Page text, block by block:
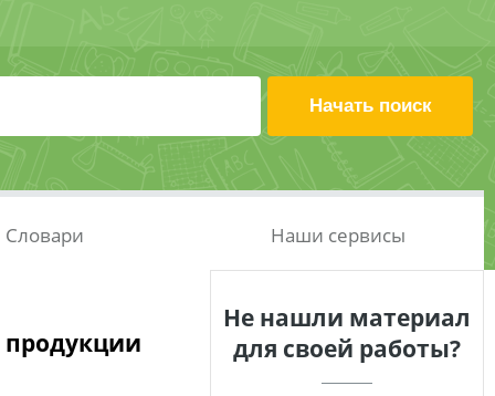
Словари Наши сервисы
продукции
Не нашли материал
для своей работы?